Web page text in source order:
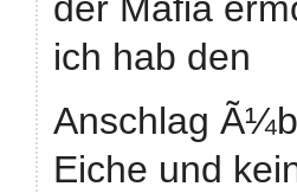
ich hab den
Anschlag
Eiche und